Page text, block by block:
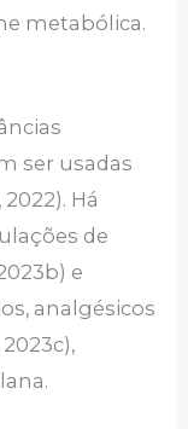
metabólica.
ser usadas
Há
de
e
analgésicos